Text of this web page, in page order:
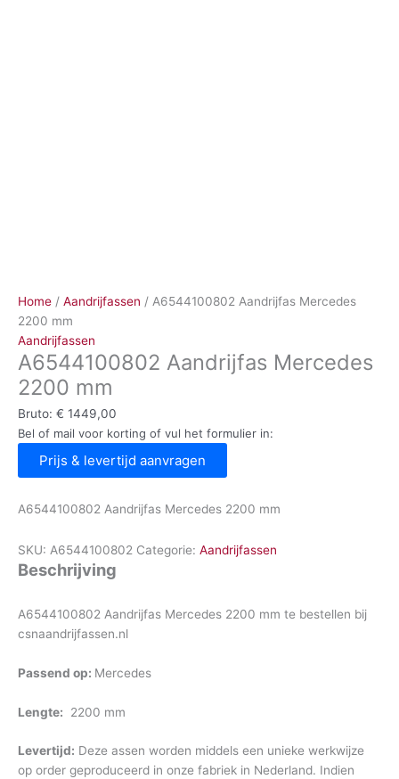
Home / Aandrijfassen / A6544100802 Aandrijfas Mercedes
2200 mm
Aandrijfassen
A6544100802 Aandrijfas Mercedes
2200 mm
Bruto: € 1449,00
Bel of mail voor korting of vul het formulier in:
Prijs & levertijd aanvragen
A6544100802 Aandrijfas Mercedes 2200 mm
SKU: A6544100802 Categorie: Aandrijfassen
Beschrijving
A6544100802 Aandrijfas Mercedes 2200 mm te bestellen bij
csnaandrijfassen.nl
Passend op: Mercedes
Lengte: 2200 mm
Levertijd: Deze assen worden middels een unieke werkwijze
op order geproduceerd in onze fabriek in Nederland. Indien